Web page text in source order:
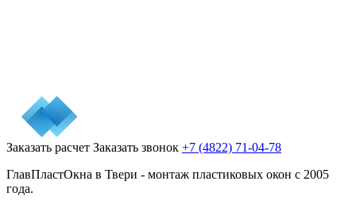
Заказать расчет Заказать звонок +7 (4822) 71-04-78
ГлавПластОкна в Твери - монтаж пластиковых окон с 2005
года.